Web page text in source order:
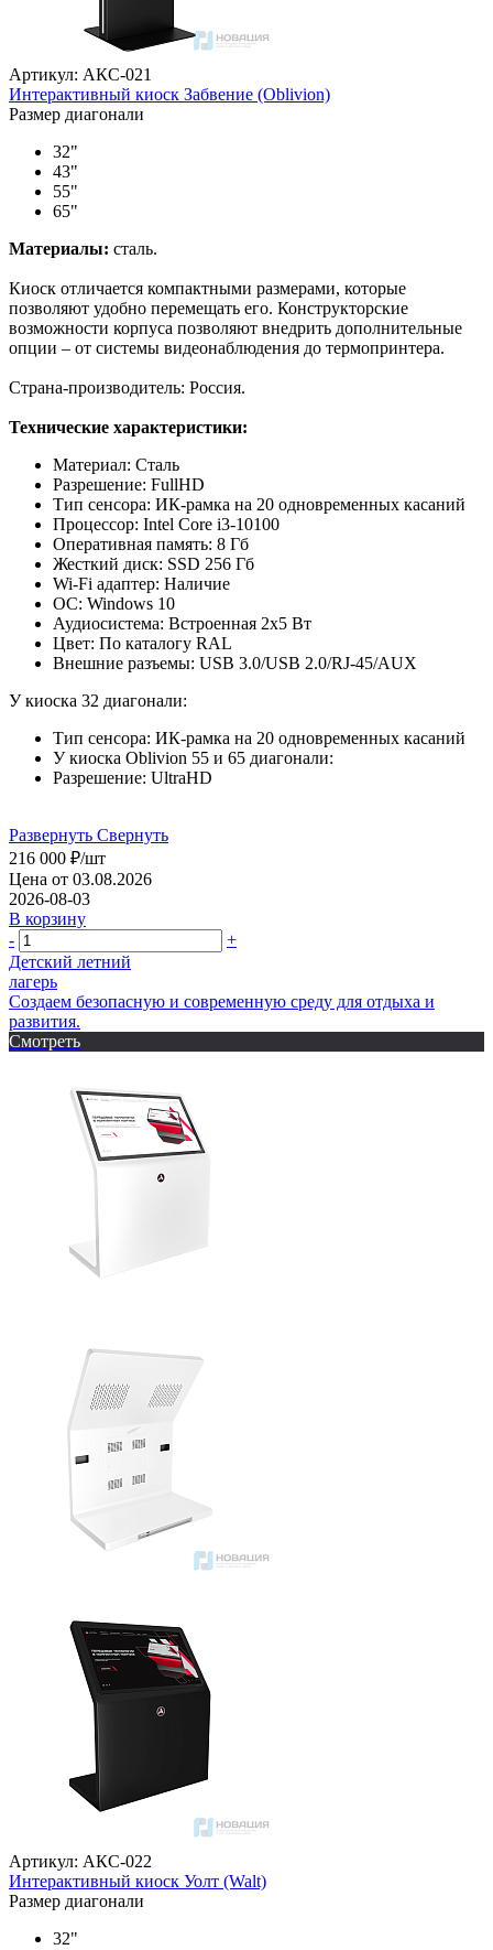
Артикул: АКС-021
Интерактивный киоск Забвение (Oblivion)
Размер диагонали
32"
43"
55"
65"
Материалы: сталь.
Киоск отличается компактными размерами, которые
позволяют удобно перемещать его. Конструкторские
возможности корпуса позволяют внедрить дополнительные
опции – от системы видеонаблюдения до термопринтера.
Страна-производитель: Россия.
Технические характеристики:
Материал: Сталь
Разрешение: FullHD
Тип сенсора: ИК-рамка на 20 одновременных касаний
Процессор: Intel Сore i3-10100
Оперативная память: 8 Гб
Жесткий диск: SSD 256 Гб
Wi-Fi адаптер: Наличие
ОС: Windows 10
Аудиосистема: Встроенная 2х5 Вт
Цвет: По каталогу RAL
Внешние разъемы: USB 3.0/USB 2.0/RJ-45/AUX
У киоска 32 диагонали:
Тип сенсора: ИК-рамка на 20 одновременных касаний
У киоска Oblivion 55 и 65 диагонали:
Разрешение: UltraHD
Развернуть Свернуть
216 000 ₽/шт
Цена от 03.08.2026
2026-08-03
В корзину
-
+
Детский летний
лагерь
Создаем безопасную и современную среду для отдыха и
развития.
Смотреть
Артикул: АКС-022
Интерактивный киоск Уолт (Walt)
Размер диагонали
32"